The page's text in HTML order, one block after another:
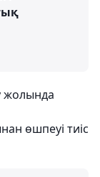
жолында
өшпеуі тиіс